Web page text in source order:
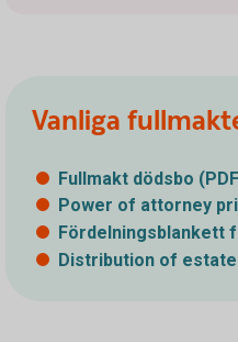
Vanliga
Fullmakt dödsbo
Power of attorney
Fördelningsblankett
Distribution of